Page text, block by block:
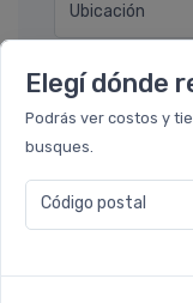
Elegí dónde
Podrás ver costos y
busques.
Código postal
Ubicación
Por favor
Enviar